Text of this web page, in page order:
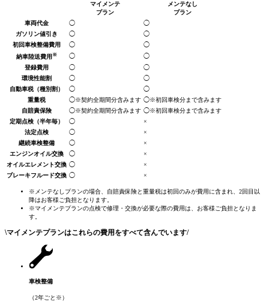
マイメンテ
プラン
メンテなし
プラン
車両代金
◯
◯
ガソリン値引き
◯
◯
初回車検整備費用
◯
◯
納車陸送費用 ※ ◯
◯
登録費用
◯
◯
環境性能割
◯
◯
自動車税（種別割） ◯
◯
重量税
◯※契約全期間分含みます ◯※初回車検分まで含みます
自賠責保険
◯※契約全期間分含みます ◯※初回車検分まで含みます
定期点検 （半年毎） ◯
×
法定点検
◯
×
継続車検整備
◯
×
エンジンオイル交換
◯
×
オイルエレメント交換 ◯
×
ブレーキフルード交換 ◯ ×
※メンテなしプランの場合、自賠責保険と重量税は初回のみが費用に含まれ、2回目以
降はお客様ご負担となります。
※マイメンテプランの点検で修理・交換が必要な際の費用は、お客様ご負担となりま
す。
\マイメンテプランはこれらの費用をすべて含んでいます/
車検整備
（2年ごと ※）